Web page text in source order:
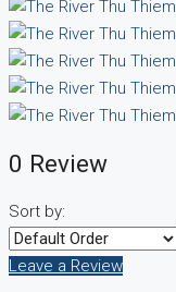
0 Review
Sort by:
Leave a Review